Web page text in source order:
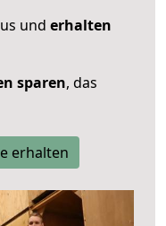
und erhalten
sparen, das
erhalten